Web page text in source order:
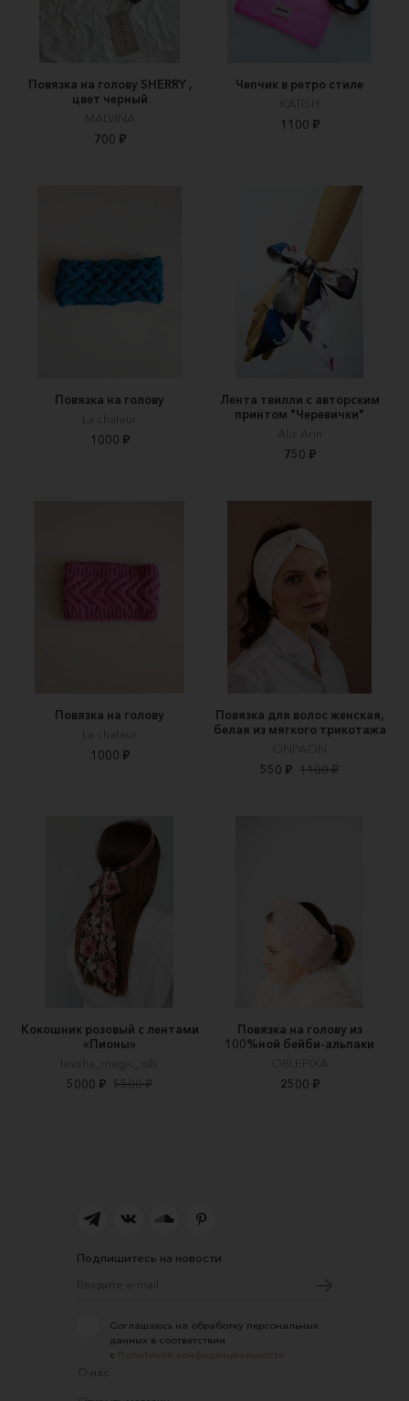
Повязка на голову SHERRY ,
цвет черный
MALVINA
700 ₽
Чепчик в ретро стиле
KATISH
1100 ₽
Повязка на голову
La chaleur
1000 ₽
Лента твилли с авторским
принтом "Черевички"
Aliz Arin
750 ₽
Повязка на голову
La chaleur
1000 ₽
Повязка для волос женская,
белая из мягкого трикотажа
ONPAON
550 ₽ 1100 ₽
Кокошник розовый с лентами
«Пионы»
levsha_magic_silk
5000 ₽ 5500 ₽
Повязка на голову из
100%ной бейби-альпаки
OBLEPIXA
2500 ₽
Подпишитесь на новости
Соглашаюсь на обработку персональных
данных в соответствии
с
О нас